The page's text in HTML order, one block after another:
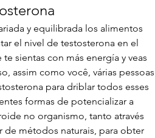
el nivel de testosterona en el
sientas con más energía y veas
assim como você, várias pessoas
para driblar todos esses
formas de potencializar a
no organismo, tanto através
métodos naturais, para obter